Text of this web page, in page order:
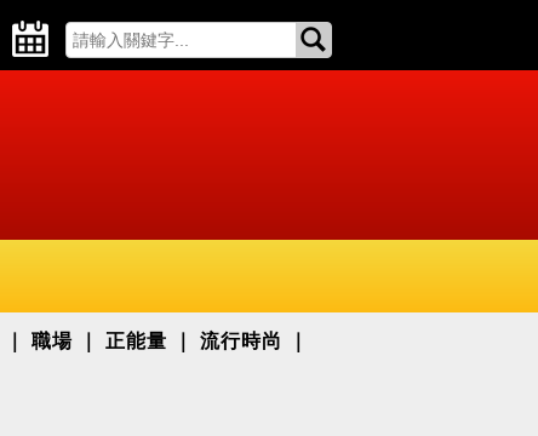
職場 正能量 流行時尚